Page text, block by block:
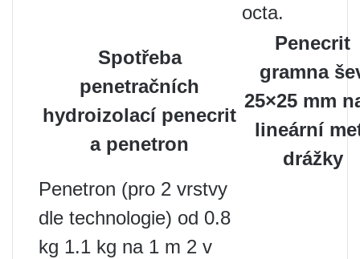
octa.
Spotřeba
penetračních
hydroizolací penecrit
a penetron
Penecrit
gramna
25×25 mm
lineární
drážky
Penetron (pro 2 vrstvy
dle technologie) od 0.8
kg 1.1 kg na 1 m 2 v